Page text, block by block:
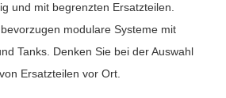
und mit begrenzten Ersatzteilen.
modulare Systeme mit
Tanks. Denken Sie bei der Auswahl
Ersatzteilen vor Ort.